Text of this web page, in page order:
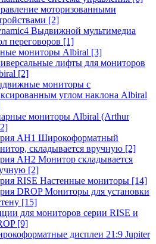
моторизованными
[2]
Выдвижной мультимедиа
переговоров [1]
мониторы Albiral [3]
лифты для мониторов
[2]
мониторы с
углом наклона Albiral
мониторы Albiral (Arthur
AH1 Широкоформатный
складывается вручную [2]
AH2 Монитор складывается
[2]
RISE Настенные мониторы [14]
DROP Мониторы для установки
[15]
для мониторов серии RISE и
[9]
дисплеи 21:9 Jupiter